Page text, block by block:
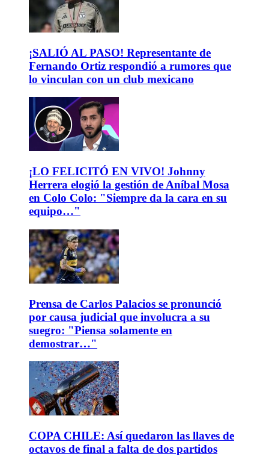
¡SALIÓ AL PASO! Representante de
Fernando Ortiz respondió a rumores que
lo vinculan con un club mexicano
¡LO FELICITÓ EN VIVO! Johnny
Herrera elogió la gestión de Aníbal Mosa
en Colo Colo: "Siempre da la cara en su
equipo…"
Prensa de Carlos Palacios se pronunció
por causa judicial que involucra a su
suegro: "Piensa solamente en
demostrar…"
COPA CHILE: Así quedaron las llaves de
octavos de final a falta de dos partidos